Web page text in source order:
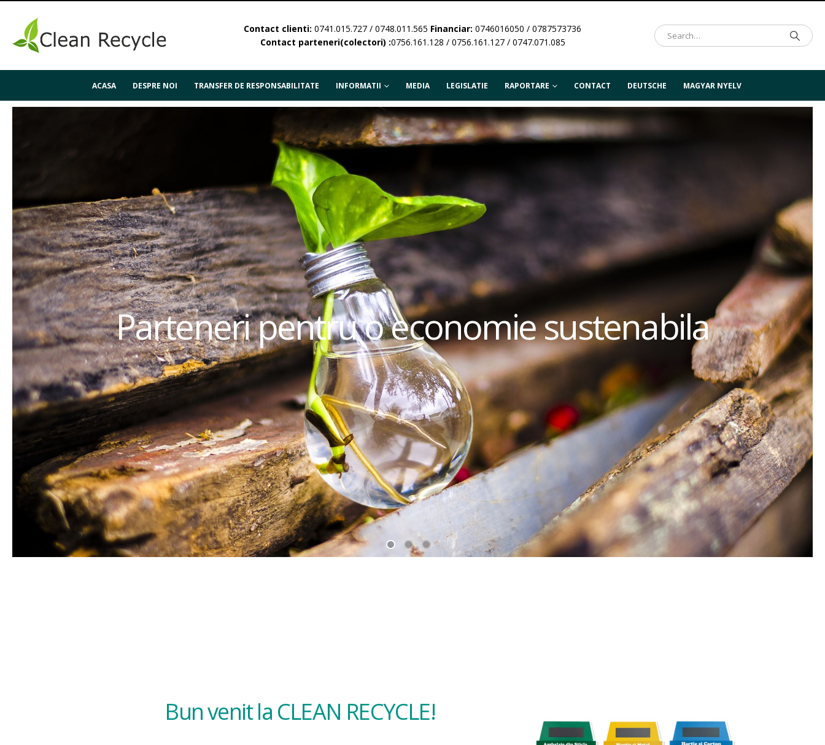
Contact clienti: 0741.015.727 / 0748.011.565 Financiar: 0746016050 / 0787573736
Contact parteneri(colectori) :0756.161.128 / 0756.161.127 / 0747.071.085
ACASA DESPRE NOI TRANSFER DE RESPONSABILITATE INFORMATII MEDIA LEGISLATIE RAPORTARE CONTACT DEUTSCHE MAGYAR NYELV
Parteneri pentru o economie sustenabila
Bun venit la CLEAN RECYCLE!